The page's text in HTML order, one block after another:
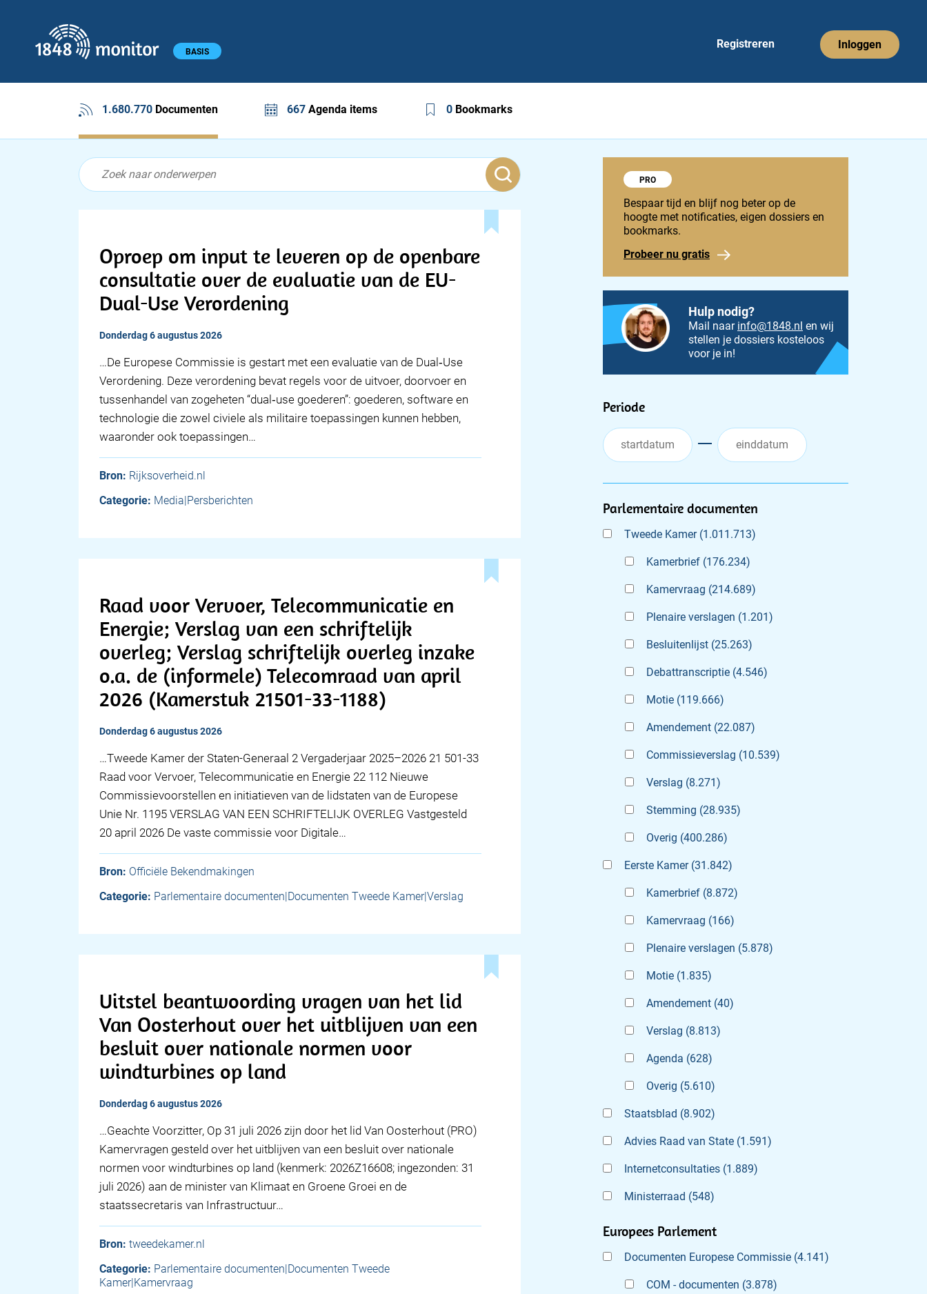
Hoofdmenu BASIS
Registreren Inloggen
1.680.770Documenten 667Agenda items 0 Bookmarks
Documenten feed
Feed
Oproep om input te leveren op de openbare
consultatie over de evaluatie van de EU-
Dual-Use Verordening
donderdag 6 augustus 2026
…De Europese Commissie is gestart met een evaluatie van de Dual‑Use
Verordening. Deze verordening bevat regels voor de uitvoer, doorvoer en
tussenhandel van zogeheten “dual‑use goederen”: goederen, software en
technologie die zowel civiele als militaire toepassingen kunnen hebben,
waaronder ook toepassingen…
Bron: Rijksoverheid.nl
Categorie: Media|Persberichten
Raad voor Vervoer, Telecommunicatie en
Energie; Verslag van een schriftelijk
overleg; Verslag schriftelijk overleg inzake
o.a. de (informele) Telecomraad van april
2026 (Kamerstuk 21501-33-1188)
donderdag 6 augustus 2026
…Tweede Kamer der Staten-Generaal 2 Vergaderjaar 2025–2026 21 501-33
Raad voor Vervoer, Telecommunicatie en Energie 22 112 Nieuwe
Commissievoorstellen en initiatieven van de lidstaten van de Europese
Unie Nr. 1195 VERSLAG VAN EEN SCHRIFTELIJK OVERLEG Vastgesteld
20 april 2026 De vaste commissie voor Digitale…
Bron: Officiële Bekendmakingen
Categorie: Parlementaire documenten|Documenten Tweede Kamer|Verslag
Uitstel beantwoording vragen van het lid
Van Oosterhout over het uitblijven van een
besluit over nationale normen voor
windturbines op land
donderdag 6 augustus 2026
… Geachte Voorzitter, Op 31 juli 2026 zijn door het lid Van Oosterhout (PRO)
Kamervragen gesteld over het uitblijven van een besluit over nationale
normen voor windturbines op land (kenmerk: 2026Z16608; ingezonden: 31
juli 2026) aan de minister van Klimaat en Groene Groei en de
staatssecretaris van Infrastructuur…
Bron: tweedekamer.nl
Categorie: Parlementaire documenten|Documenten Tweede
Kamer|Kamervraag
Probeer 1848 Pro
PRO
Bespaar tijd en blijf nog beter op de
hoogte met notificaties, eigen dossiers en
bookmarks.
Probeer nu gratis
Hulp nodig?
Mail naar info@1848.nl en wij
stellen je dossiers kosteloos
voor je in!
Filters
Periode
Parlementaire documenten
Tweede Kamer (1.011.713)
Kamerbrief (176.234)
Kamervraag (214.689)
Plenaire verslagen (1.201)
Besluitenlijst (25.263)
Debattranscriptie (4.546)
Motie (119.666)
Amendement (22.087)
Commissieverslag (10.539)
Verslag (8.271)
Stemming (28.935)
Overig (400.286)
Eerste Kamer (31.842)
Kamerbrief (8.872)
Kamervraag (166)
Plenaire verslagen (5.878)
Motie (1.835)
Amendement (40)
Verslag (8.813)
Agenda (628)
Overig (5.610)
Staatsblad (8.902)
Advies Raad van State (1.591)
Internetconsultaties (1.889)
Ministerraad (548)
Europees Parlement
Documenten Europese Commissie (4.141)
COM - documenten (3.878)